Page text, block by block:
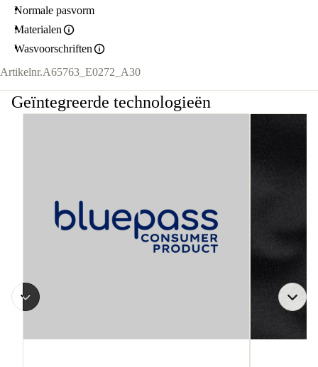
Normale pasvorm
Materialen
Wasvoorschriften
Artikelnr.A65763_E0272_A30
Geïntegreerde technologieën